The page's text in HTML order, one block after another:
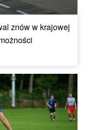
znów w krajowej